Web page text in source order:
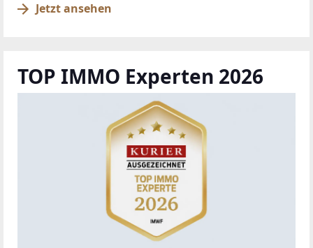
Jetzt ansehen
TOP IMMO Experten 2026